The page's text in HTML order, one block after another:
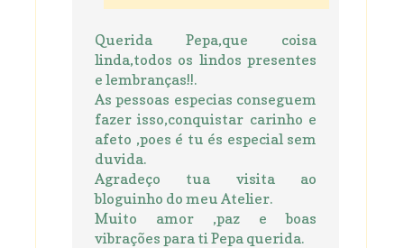
Querida Pepa,que coisa
linda,todos os lindos presentes
e lembranças!!.
As pessoas especias conseguem
fazer isso,conquistar carinho e
afeto ,poes é tu és especial sem
duvida.
Agradeço tua visita ao
bloguinho do meu Atelier.
Muito amor ,paz e boas
vibrações para ti Pepa querida.